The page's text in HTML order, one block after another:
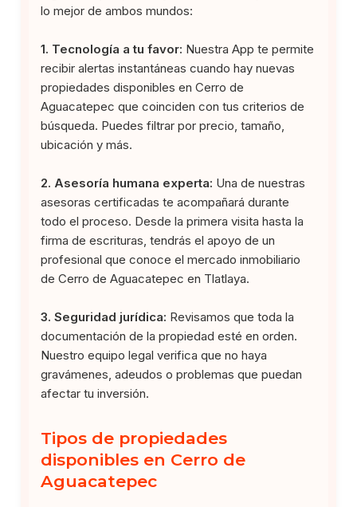
lo mejor de ambos mundos:
1. Tecnología a tu favor: Nuestra App te permite
recibir alertas instantáneas cuando hay nuevas
propiedades disponibles en Cerro de
Aguacatepec que coinciden con tus criterios de
búsqueda. Puedes filtrar por precio, tamaño,
ubicación y más.
2. Asesoría humana experta: Una de nuestras
asesoras certificadas te acompañará durante
todo el proceso. Desde la primera visita hasta la
firma de escrituras, tendrás el apoyo de un
profesional que conoce el mercado inmobiliario
de Cerro de Aguacatepec en Tlatlaya.
3. Seguridad jurídica: Revisamos que toda la
documentación de la propiedad esté en orden.
Nuestro equipo legal verifica que no haya
gravámenes, adeudos o problemas que puedan
afectar tu inversión.
Tipos de propiedades
disponibles en Cerro de
Aguacatepec